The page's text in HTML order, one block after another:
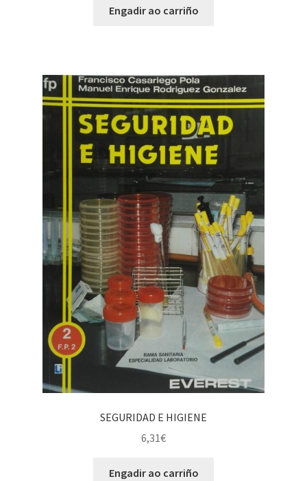
Engadir ao carriño
SEGURIDAD E HIGIENE
6,31€
Engadir ao carriño